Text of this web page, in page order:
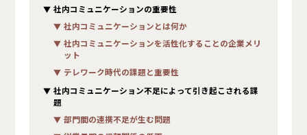
社内コミュニケーションの重要性
社内コミュニケーションとは何か
社内コミュニケーションを活性化することの企業メリ
ット
テレワーク時代の課題と重要性
社内コミュニケーション不足によって引き起こされる課
題
部門間の連携不足が生む問題